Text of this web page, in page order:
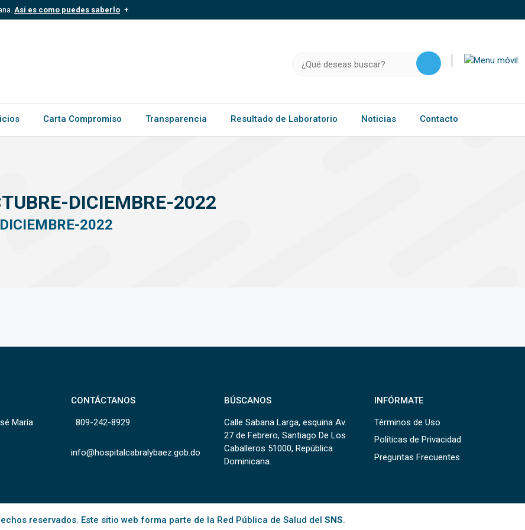
Así es como puedes saberlo
una organización oficial del
Carta Compromiso Transparencia Resultado de Laboratorio Noticias Contacto
DICIEMBRE-2022
2022
María
CONTÁCTANOS
809-242-8929
info@hospitalcabralybaez.gob.do
BÚSCANOS
Calle Sabana Larga, esquina Av.
27 de Febrero, Santiago De Los
Caballeros 51000, República
Dominicana.
INFÓRMATE
Términos de Uso
Políticas de Privacidad
Preguntas Frecuentes
reservados. Este sitio web forma parte de la Red Pública de Salud del SNS.